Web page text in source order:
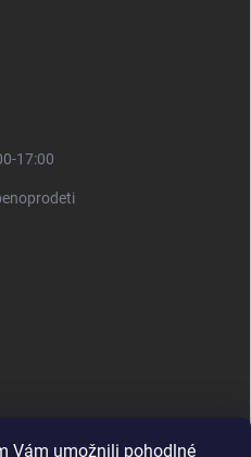
Vám umožnili pohodlné
17:00